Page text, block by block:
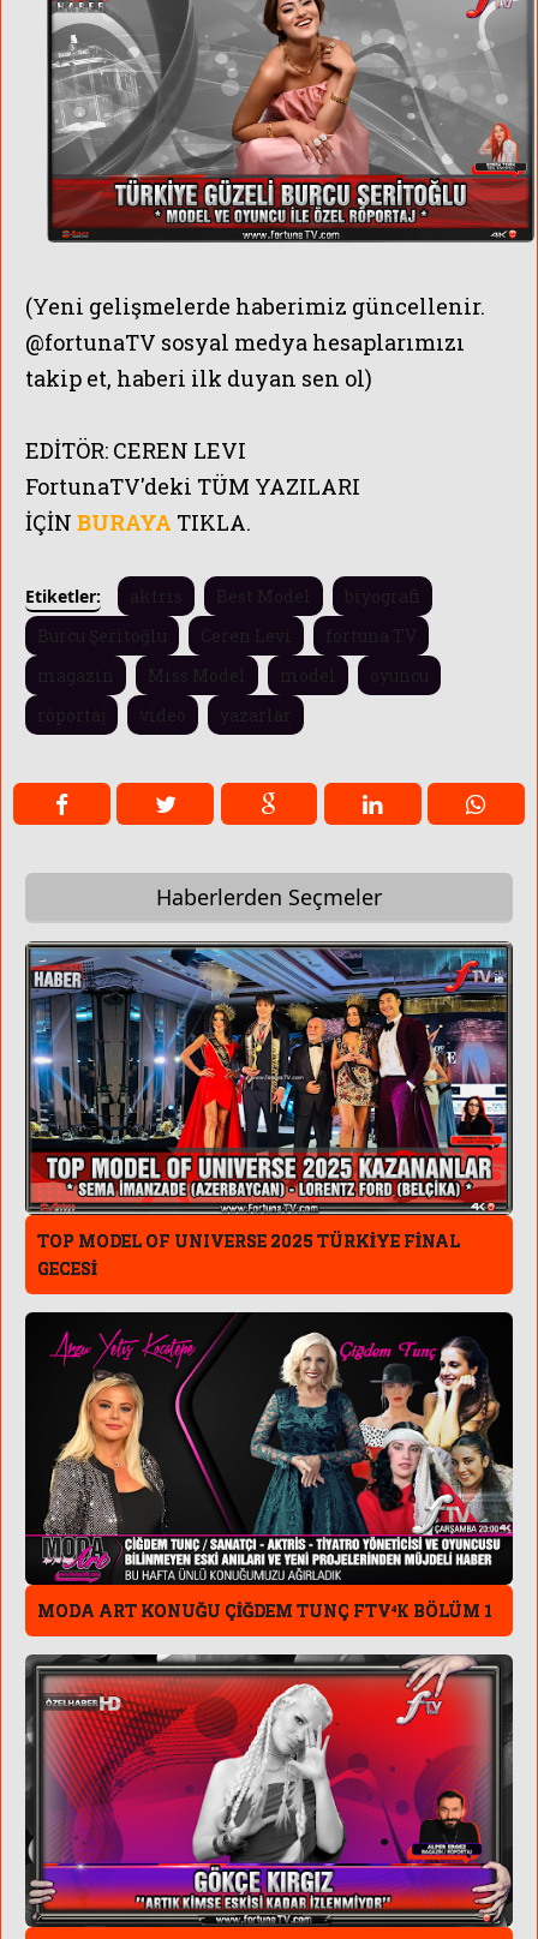
(Yeni gelişmelerde haberimiz güncellenir.
@fortunaTV sosyal medya hesaplarımızı
takip et, haberi ilk duyan sen ol)
EDİTÖR: CEREN LEVI
FortunaTV'deki TÜM YAZILARI
İÇİN BURAYA TIKLA.
Etiketler: aktris Best Model
biyografi
Burcu Şeritoğlu
Ceren Levi
fortuna TV
magazin
Miss Model model
oyuncu
röportaj
video yazarlar
Haberlerden Seçmeler
TOP MODEL OF UNIVERSE 2025 TÜRKİYE FİNAL
GECESİ
MODA ART KONUĞU ÇİĞDEM TUNÇ FTV⁴к BÖLÜM 1